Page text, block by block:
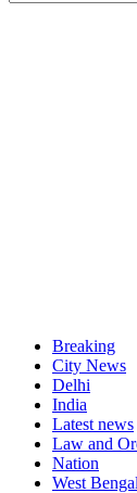
Breaking
City News
Delhi
India
Latest news
Law and
Nation
West Bengal